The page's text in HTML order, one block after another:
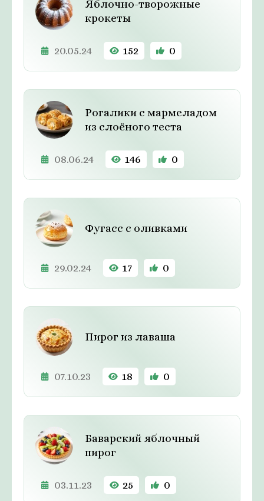
Яблочно-творожные
крокеты
20.05.24 152 0
Рогалики с мармеладом
из слоёного теста
08.06.24 146 0
Фугасс с оливками
29.02.24 17 0
Пирог из лаваша
07.10.23 18 0
Баварский яблочный
пирог
03.11.23 25 0